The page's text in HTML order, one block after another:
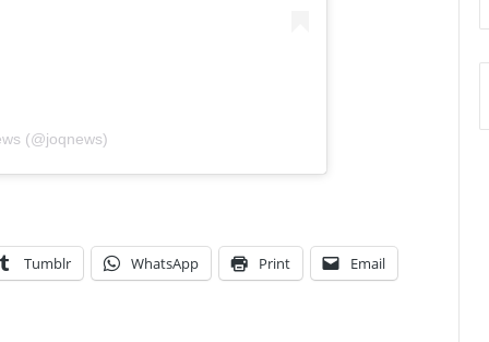
(@joqnews)
Tumblr WhatsApp Print Email